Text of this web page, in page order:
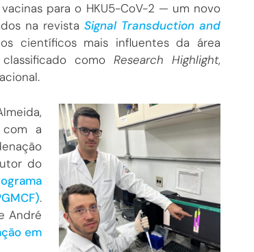
para o HKU5-CoV-2 — um novo
na revista Signal Transduction and
científicos mais influentes da área
como Research Highlight,
a
do
.
André
em